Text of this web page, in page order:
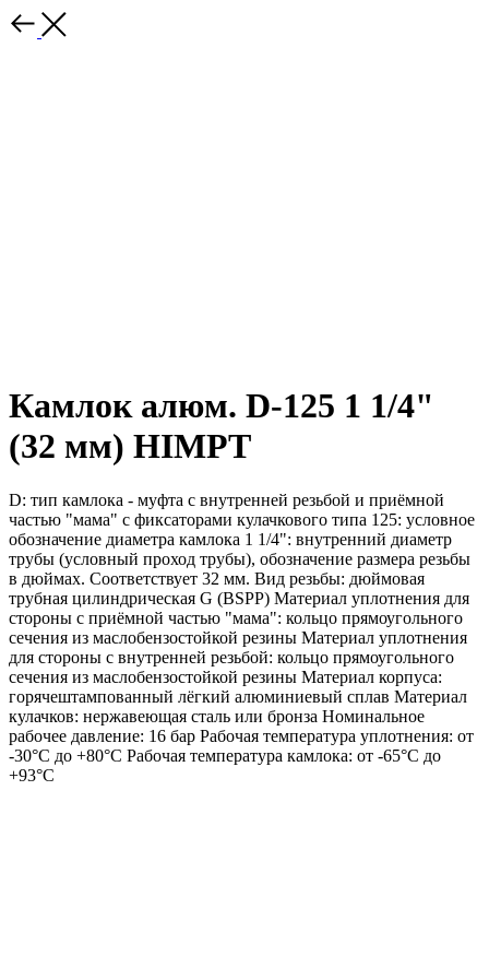
Камлок алюм. D-125 1 1/4"
(32 мм) HIMPT
D: тип камлока - муфта с внутренней резьбой и приёмной
частью "мама" с фиксаторами кулачкового типа 125: условное
обозначение диаметра камлока 1 1/4": внутренний диаметр
трубы (условный проход трубы), обозначение размера резьбы
в дюймах. Соответствует 32 мм. Вид резьбы: дюймовая
трубная цилиндрическая G (BSPP) Материал уплотнения для
стороны с приёмной частью "мама": кольцо прямоугольного
сечения из маслобензостойкой резины Материал уплотнения
для стороны с внутренней резьбой: кольцо прямоугольного
сечения из маслобензостойкой резины Материал корпуса:
горячештампованный лёгкий алюминиевый сплав Материал
кулачков: нержавеющая сталь или бронза Номинальное
рабочее давление: 16 бар Рабочая температура уплотнения: от
-30°C до +80°C Рабочая температура камлока: от -65°C до
+93°C